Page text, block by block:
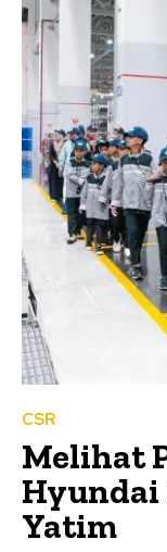
CSR
Melihat
Hyundai
Yatim